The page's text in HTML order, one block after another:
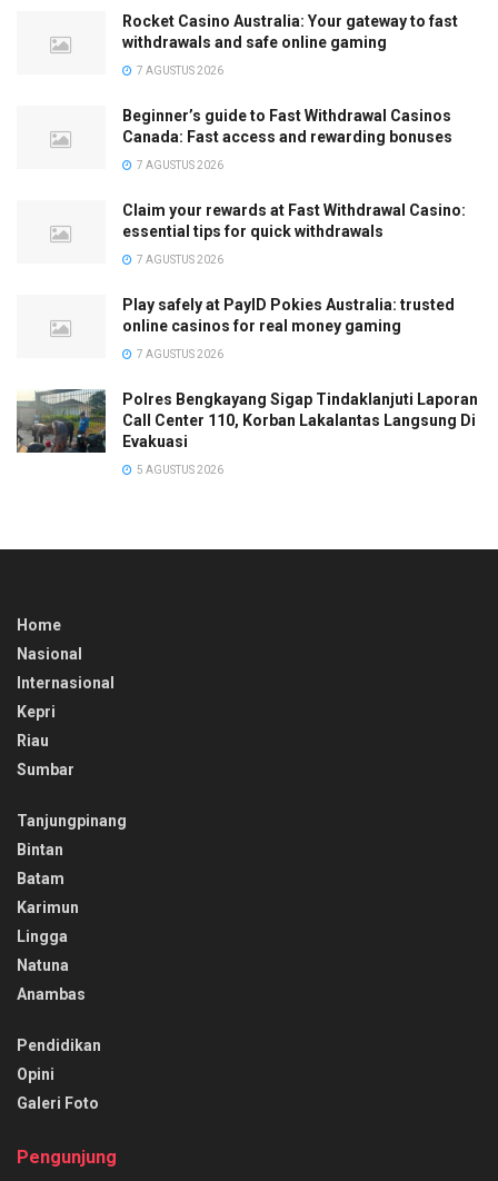
Rocket Casino Australia: Your gateway to fast
withdrawals and safe online gaming
7 AGUSTUS 2026
Beginner’s guide to Fast Withdrawal Casinos
Canada: Fast access and rewarding bonuses
7 AGUSTUS 2026
Claim your rewards at Fast Withdrawal Casino:
essential tips for quick withdrawals
7 AGUSTUS 2026
Play safely at PayID Pokies Australia: trusted
online casinos for real money gaming
7 AGUSTUS 2026
Polres Bengkayang Sigap Tindaklanjuti Laporan
Call Center 110, Korban Lakalantas Langsung Di
Evakuasi
5 AGUSTUS 2026
Home
Nasional
Internasional
Kepri
Riau
Sumbar
Tanjungpinang
Bintan
Batam
Karimun
Lingga
Natuna
Anambas
Pendidikan
Opini
Galeri Foto
Pengunjung